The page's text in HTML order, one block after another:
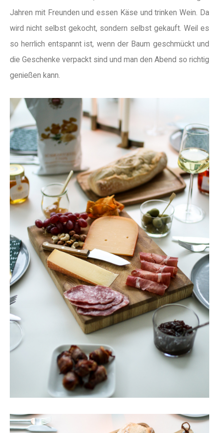
Jahren mit Freunden und essen Käse und trinken Wein. Da
wird nicht selbst gekocht, sondern selbst gekauft. Weil es
so herrlich entspannt ist, wenn der Baum geschmückt und
die Geschenke verpackt sind und man den Abend so richtig
genießen kann.